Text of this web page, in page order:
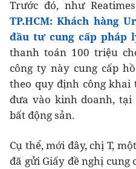
Trước đó, như
TP.HCM: Khách hàng
đầu tư cung cấp pháp
thanh toán 100 triệu
công ty này cung cấp
theo quy định công khai
đưa vào kinh doanh,
bất động sản.
Cụ thể, mới đây, chị T,
đã gửi Giấy đề nghị